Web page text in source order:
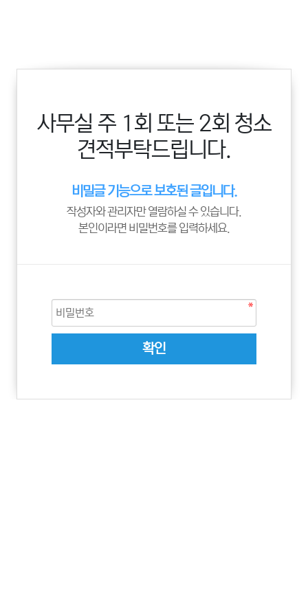
사무실 주 1회 또는 2회 청소
견적부탁드립니다.
비밀글 기능으로 보호된 글입니다.
작성자와 관리자만 열람하실 수 있습니다.
본인이라면 비밀번호를 입력하세요.